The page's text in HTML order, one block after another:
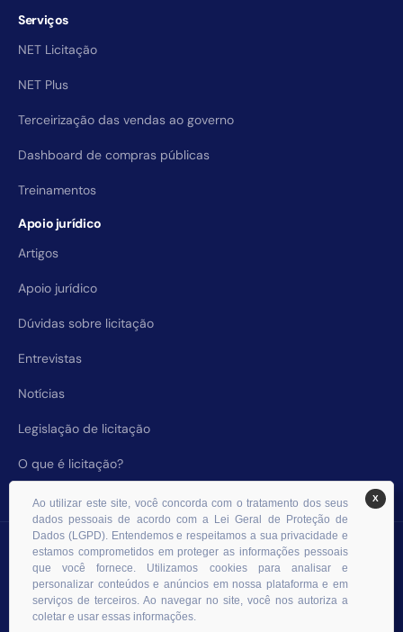
Serviços
NET Licitação
NET Plus
Terceirização das vendas ao governo
Dashboard de compras públicas
Treinamentos
Apoio jurídico
Artigos
Apoio jurídico
Dúvidas sobre licitação
Entrevistas
Notícias
Legislação de licitação
O que é licitação?
© 2026 RHS Licitações. Todos os direitos reservados.
X
Ao utilizar este site, você concorda com o tratamento dos seus
dados pessoais de acordo com a Lei Geral de Proteção de
Dados (LGPD). Entendemos e respeitamos a sua privacidade e
estamos comprometidos em proteger as informações pessoais
que você fornece. Utilizamos cookies para analisar e
personalizar conteúdos e anúncios em nossa plataforma e em
serviços de terceiros. Ao navegar no site, você nos autoriza a
coletar e usar essas informações.